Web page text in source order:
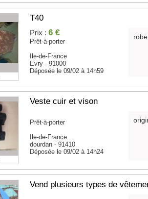
T40
Prix :6 €
Prêt-à-porter
Ile-de-France
Evry - 91000
Déposée le 09/02 à 14h59
Veste cuir et vison
Prêt-à-porter
Ile-de-France
dourdan - 91410
Déposée le 09/02 à 14h24
Vend plusieurs types de